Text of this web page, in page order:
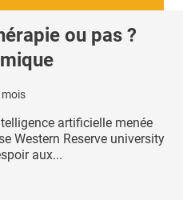
ou pas ?
mois
artificielle menée
Western Reserve university
aux...